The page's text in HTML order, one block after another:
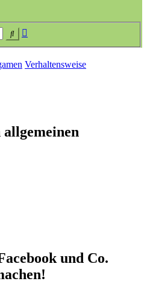
Suche
Verhaltensweise
allgemeinen
und Co.